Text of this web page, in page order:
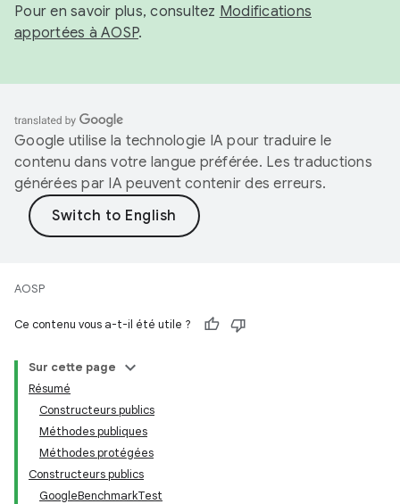
Pour en savoir plus, consultez Modifications
apportées à AOSP.
Google utilise la technologie IA pour traduire le
contenu dans votre langue préférée. Les traductions
générées par IA peuvent contenir des erreurs.
AOSP
Ce contenu vous a-t-il été utile ?
Sur cette page
Résumé
Constructeurs publics
Méthodes publiques
Méthodes protégées
Constructeurs publics
GoogleBenchmarkTest